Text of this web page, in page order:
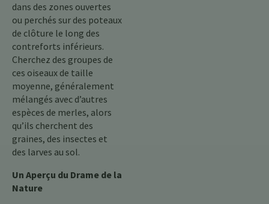
dans des zones ouvertes
ou perchés sur des poteaux
de clôture le long des
contreforts inférieurs.
Cherchez des groupes de
ces oiseaux de taille
moyenne, généralement
mélangés avec d’autres
espèces de merles, alors
qu’ils cherchent des
graines, des insectes et
des larves au sol.
Un Aperçu du Drame de la
Nature